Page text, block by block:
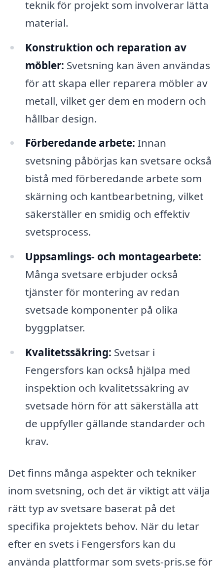
teknik för projekt som involverar lätta
material.
Konstruktion och reparation av
möbler: Svetsning kan även användas
för att skapa eller reparera möbler av
metall, vilket ger dem en modern och
hållbar design.
Förberedande arbete: Innan
svetsning påbörjas kan svetsare också
bistå med förberedande arbete som
skärning och kantbearbetning, vilket
säkerställer en smidig och effektiv
svetsprocess.
Uppsamlings- och montagearbete:
Många svetsare erbjuder också
tjänster för montering av redan
svetsade komponenter på olika
byggplatser.
Kvalitetssäkring: Svetsar i
Fengersfors kan också hjälpa med
inspektion och kvalitetssäkring av
svetsade hörn för att säkerställa att
de uppfyller gällande standarder och
krav.
Det finns många aspekter och tekniker
inom svetsning, och det är viktigt att välja
rätt typ av svetsare baserat på det
specifika projektets behov. När du letar
efter en svets i Fengersfors kan du
använda plattformar som svets-pris.se för